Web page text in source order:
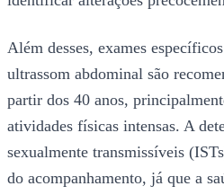
Além desses, exames
ultrassom abdominal são
partir dos 40 anos,
atividades físicas intensas. A
sexualmente transmissíveis
do acompanhamento, já que a